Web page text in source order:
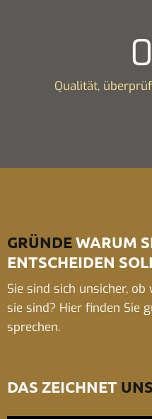
0
Qualität,
GRÜNDEWARUM
ENTSCHEIDEN
Sie sind sich unsicher,
sie sind? Hier finden Sie
sprechen.
DAS ZEICHNET